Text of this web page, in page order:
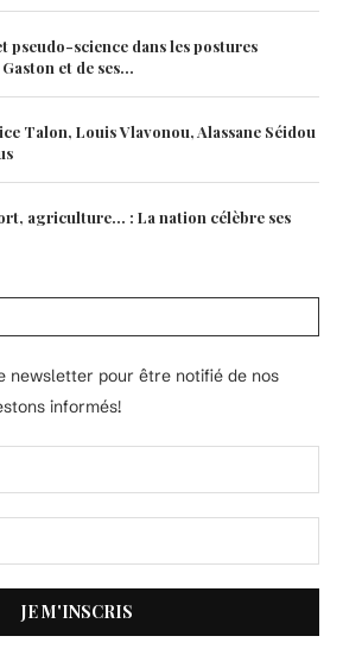
pseudo-science dans les postures
et de ses...
Talon, Louis Vlavonou, Alassane Séidou
agriculture… : La nation célèbre ses
newsletter pour être notifié de nos
informés!